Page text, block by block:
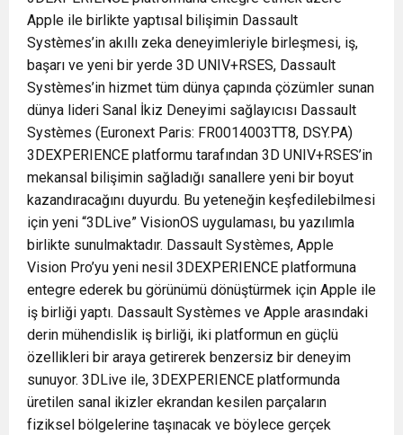
Apple ile birlikte yaptısal bilişimin Dassault
Systèmes’in akıllı zeka deneyimleriyle birleşmesi, iş,
başarı ve yeni bir yerde 3D UNIV+RSES, Dassault
Systèmes’in hizmet tüm dünya çapında çözümler sunan
dünya lideri Sanal İkiz Deneyimi sağlayıcısı Dassault
Systèmes (Euronext Paris: FR0014003TT8, DSY.PA)
3DEXPERIENCE platformu tarafından 3D UNIV+RSES’in
mekansal bilişimin sağladığı sanallere yeni bir boyut
kazandıracağını duyurdu. Bu yeteneğin keşfedilebilmesi
için yeni “3DLive” VisionOS uygulaması, bu yazılımla
birlikte sunulmaktadır. Dassault Systèmes, Apple
Vision Pro’yu yeni nesil 3DEXPERIENCE platformuna
entegre ederek bu görünümü dönüştürmek için Apple ile
iş birliği yaptı. Dassault Systèmes ve Apple arasındaki
derin mühendislik iş birliği, iki platformun en güçlü
özellikleri bir araya getirerek benzersiz bir deneyim
sunuyor. 3DLive ile, 3DEXPERIENCE platformunda
üretilen sanal ikizler ekrandan kesilen parçaların
fiziksel bölgelerine taşınacak ve böylece gerçek